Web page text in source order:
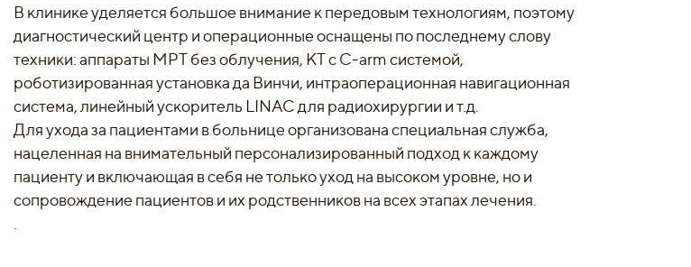
В клинике уделяется большое внимание к передовым технологиям, поэтому
диагностический центр и операционные оснащены по последнему слову
техники: аппараты МРТ без облучения, КТ с С-arm системой,
роботизированная установка да Винчи, интраоперационная навигационная
система, линейный ускоритель LINAC для радиохирургии и т.д.
Для ухода за пациентами в больнице организована специальная служба,
нацеленная на внимательный персонализированный подход к каждому
пациенту и включающая в себя не только уход на высоком уровне, но и
сопровождение пациентов и их родственников на всех этапах лечения.